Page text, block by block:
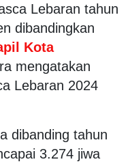
Lebaran tahun
dibandingkan
Kota
mengatakan
Lebaran 2024
dibanding tahun
3.274 jiwa